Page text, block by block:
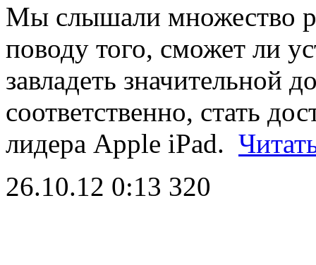
Мы слышали множество
поводу того, сможет ли
завладеть значительной
соответственно, стать
лидера Apple iPad.
26.10.12 0:13 320